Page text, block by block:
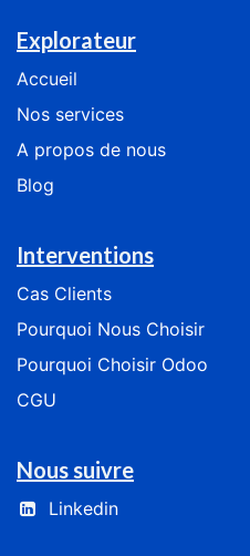
Explorateur
Accueil
Nos services
​​​​​​​​​​A​ ​p​ro​p​os​ ​de ​n​o​us
Blog
Interventions
Cas Clients
​​​​​​Pourquoi Nous Choisir​​​​​​
​​​​​​​​Pourquoi Choisir Odoo​​​​​​​​
CGU
Nous suivre
Linkedin